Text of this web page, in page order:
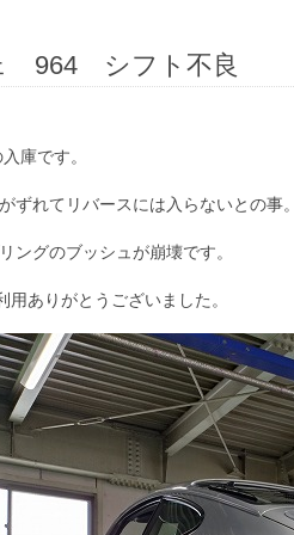
964 シフト不良
庫です。
ずれてリバースには入らないとの事
ングのブッシュが崩壊です。
用ありがとうございました。